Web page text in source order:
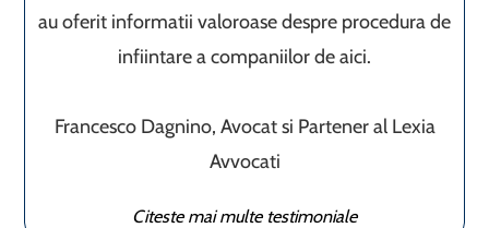
au oferit informatii valoroase despre procedura de
infiintare a companiilor de aici.
Francesco Dagnino, Avocat si Partener al Lexia
Avvocati
Citeste mai multe testimoniale